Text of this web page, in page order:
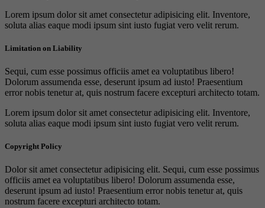
Lorem ipsum dolor sit amet consectetur adipisicing elit. Inventore,
soluta alias eaque modi ipsum sint iusto fugiat vero velit rerum.
Limitation on Liability
Sequi, cum esse possimus officiis amet ea voluptatibus libero!
Dolorum assumenda esse, deserunt ipsum ad iusto! Praesentium
error nobis tenetur at, quis nostrum facere excepturi architecto totam.
Lorem ipsum dolor sit amet consectetur adipisicing elit. Inventore,
soluta alias eaque modi ipsum sint iusto fugiat vero velit rerum.
Copyright Policy
Dolor sit amet consectetur adipisicing elit. Sequi, cum esse possimus
officiis amet ea voluptatibus libero! Dolorum assumenda esse,
deserunt ipsum ad iusto! Praesentium error nobis tenetur at, quis
nostrum facere excepturi architecto totam.